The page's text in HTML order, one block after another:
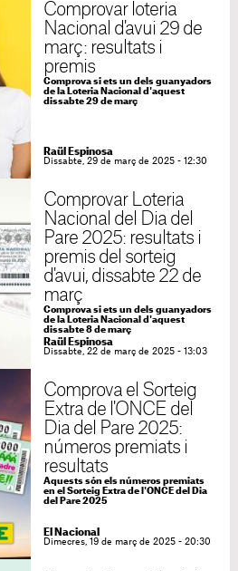
Comprovar loteria
Nacional d'avui 29 de
març: resultats i
premis
Comprova si ets un dels guanyadors
de la Loteria Nacional d'aquest
dissabte 29 de març
Raül Espinosa
Dissabte, 29 de març de 2025 - 12:30
Comprovar Loteria
Nacional del Dia del
Pare 2025: resultats i
premis del sorteig
d'avui, dissabte 22 de
març
Comprova si ets un dels guanyadors
de la Loteria Nacional d'aquest
dissabte 8 de març
Raül Espinosa
Dissabte, 22 de març de 2025 - 13:03
Comprova el Sorteig
Extra de l'ONCE del
Dia del Pare 2025:
números premiats i
resultats
Aquests són els números premiats
en el Sorteig Extra de l'ONCE del Dia
del Pare 2025
El Nacional
Dimecres, 19 de març de 2025 - 20:30